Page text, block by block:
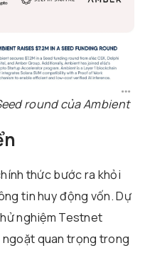
round của Ambient
thức bước ra khỏi
tin huy động vốn. Dự
nghiệm Testnet
ngoặt quan trọng trong